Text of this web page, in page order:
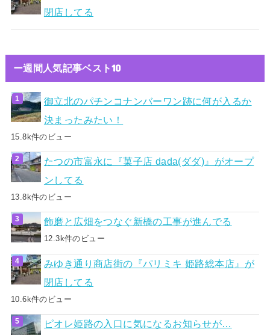
閉店してる
ー週間人気記事ベスト10
御立北のパチンコナンバーワン跡に何が入るか
決まったみたい！
15.8k件のビュー
たつの市富永に『菓子店 dada(ダダ)』がオープ
ンしてる
13.8k件のビュー
飾磨と広畑をつなぐ新橋の工事が進んでる
12.3k件のビュー
みゆき通り商店街の『パリミキ 姫路総本店』が
閉店してる
10.6k件のビュー
ピオレ姫路の入口に気になるお知らせが…